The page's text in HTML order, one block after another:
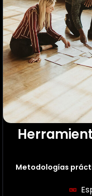
Metodologías